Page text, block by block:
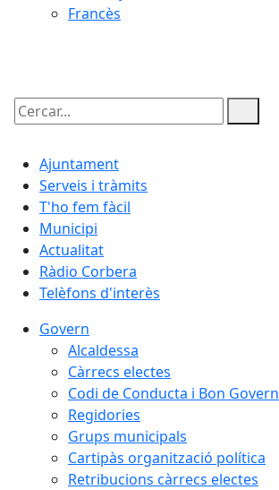
Francès
Cercar:
Ajuntament
Serveis i tràmits
T'ho fem fàcil
Municipi
Actualitat
Ràdio Corbera
Telèfons d'interès
Govern
Alcaldessa
Càrrecs electes
Codi de Conducta i Bon Govern
Regidories
Grups municipals
Cartipàs organització política
Retribucions càrrecs electes